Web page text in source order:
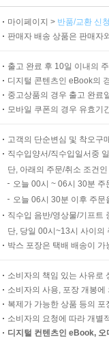
마이페이지 > 반품/교환 신
판매자 배송 상품은 판매자
출고 완료 후 10일 이내의
디지털 콘텐츠인 eBook의
중고상품의 경우 출고 완료
모바일 쿠폰의 경우 유효기
고객의 단순변심 및 착오구
직수입양서/직수입일서중
단, 아래의 주문/취소 조건
오늘 00시 ~ 06시 30분
오늘 06시 30분 이후 주
직수입 음반/영상물/기프트
단, 당일 00시~13시 사이의
박스 포장은 택배 배송이
소비자의 책임 있는 사유로
소비자의 사용, 포장 개봉
복제가 가능한 상품 등의
소비자의 요청에 따라 개별
디지털 컨텐츠인 eBook,